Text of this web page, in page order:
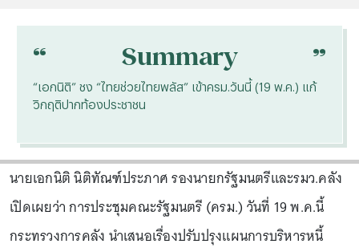
“ Summary “
“เอกนิติ” ชง “ไทยช่วยไทยพลัส” เข้าครม.วันนี้ (19 พ.ค.) แก้
วิกฤติปากท้องประชาชน
นายเอกนิติ นิติทัณฑ์ประภาศ รองนายกรัฐมนตรีและรมว.คลัง
เปิดเผยว่า การประชุมคณะรัฐมนตรี (ครม.) วันที่ 19 พ.ค.นี้
กระทรวงการคลัง นำเสนอเรื่องปรับปรุงแผนการบริหารหนี้